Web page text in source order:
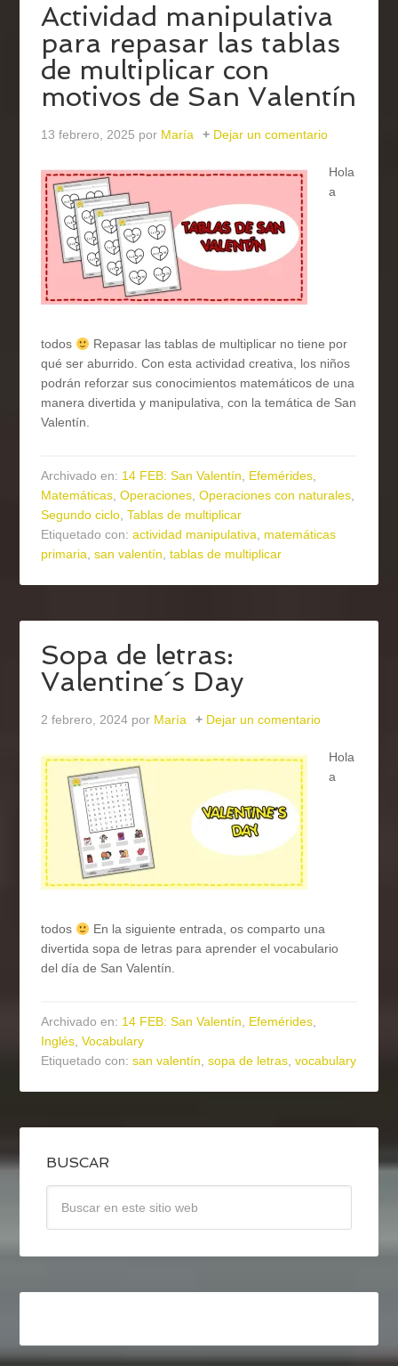
Actividad manipulativa
para repasar las tablas
de multiplicar con
motivos de San Valentín
13 febrero, 2025 por María Dejar un comentario
Hola
a
todos
Repasar las tablas de multiplicar no tiene por
qué ser aburrido. Con esta actividad creativa, los niños
podrán reforzar sus conocimientos matemáticos de una
manera divertida y manipulativa, con la temática de San
Valentín.
Archivado en: 14 FEB: San Valentín, Efemérides,
Matemáticas,Operaciones,Operaciones con naturales,
Segundo ciclo,Tablas de multiplicar
Etiquetado con:actividad manipulativa, matemáticas
primaria,san valentín,tablas de multiplicar
Sopa de letras:
Valentine´s Day
2 febrero, 2024 por María Dejar un comentario
Hola
a
todos
En la siguiente entrada, os comparto una
divertida sopa de letras para aprender el vocabulario
del día de San Valentín.
Archivado en: 14 FEB: San Valentín, Efemérides,
Inglés,Vocabulary
Etiquetado con:san valentín,sopa de letras,vocabulary
BUSCAR